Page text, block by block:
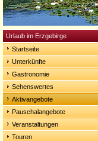
Urlaub im Erzgebirge
Startseite
Unterkünfte
Gastronomie
Sehenswertes
Aktivangebote
Pauschalangebote
Veranstaltungen
Touren